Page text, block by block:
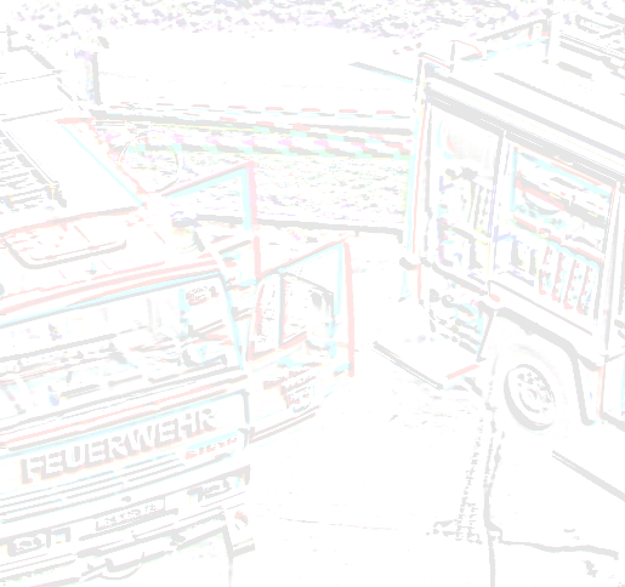
Technischer Einsatz - VU eingekl. Person -
Technischer Einsatz - Öleinsatz - 10.06.2024
Brandeinsatz - BMA - 07.06.2024
Technischer Einsatz - Ölspur - 04.06.2024
Technischer Einsatz - Türöffnung - 14.05.2024
Brandeinsatz - Brandverdacht - 13.05.2024
Technischer Einsatz - VU auf Autobahn -
Brandeinsatz - BMA - 02.05.2024
Brandeinsatz - BMA - 29.04.2024
Technischer Einsatz - Baum umgestürzt -
Brandeinsatz - BMA - 20.04.2024
Technischer Einsatz - Ölspur - 09.04.2024
Brandeinsatz - BMA - 05.04.2024
Technischer Einsatz - Liftöffnung - 30.03.2024
Technischer Einsatz - Ölspur - 28.03.2024